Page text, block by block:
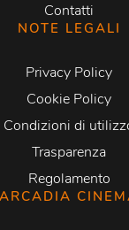
Contatti
NOTE LEGALI
Privacy Policy
Cookie Policy
Condizioni di
Trasparenza
Regolamento
ARCADIA